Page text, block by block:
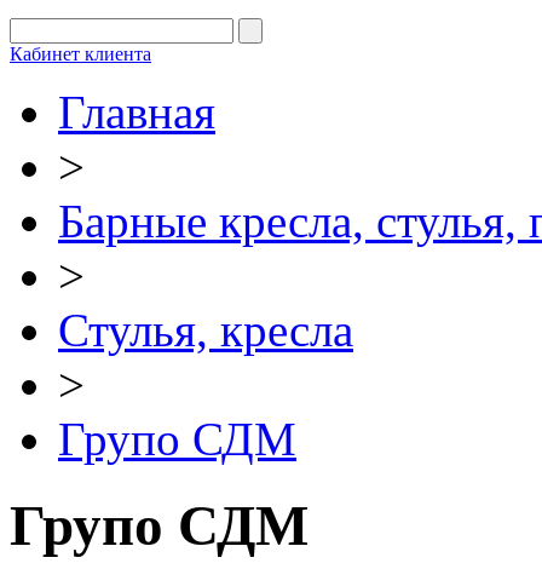
Кабинет клиента
Главная
>
Барные кресла,
>
Стулья, кресла
>
Групо СДМ
Групо СДМ